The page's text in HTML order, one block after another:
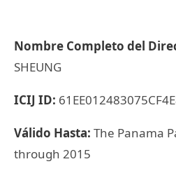
Nombre Completo del
SHEUNG
ICIJ ID:
Válido Hasta: The Panama
through 2015